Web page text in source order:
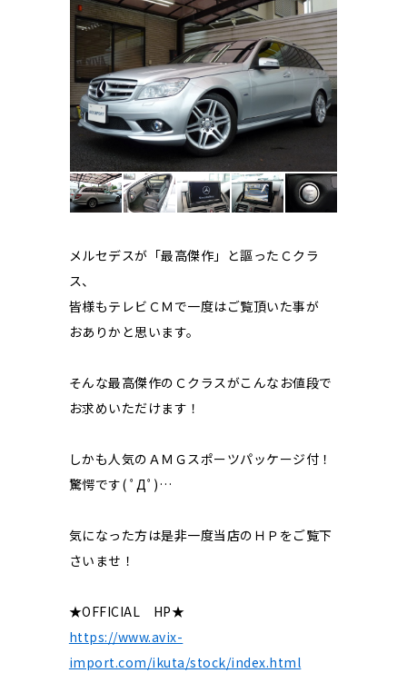
メルセデスが「最高傑作」と謳ったＣクラ
ス、
皆様もテレビＣＭで一度はご覧頂いた事が
おありかと思います。
そんな最高傑作のＣクラスがこんなお値段で
お求めいただけます！
しかも人気のＡＭＧスポーツパッケージ付！
驚愕です( ﾟДﾟ)…
気になった方は是非一度当店のＨＰをご覧下
さいませ！
★OFFICIAL HP★
https://www.avix-
import.com/ikuta/stock/index.html